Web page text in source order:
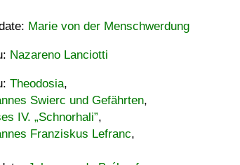
Marie von der Menschwerdung
Nazareno Lanciotti
Theodosia,
Swierc und Gefährten,
IV. „Schnorhali”,
Franziskus Lefranc,